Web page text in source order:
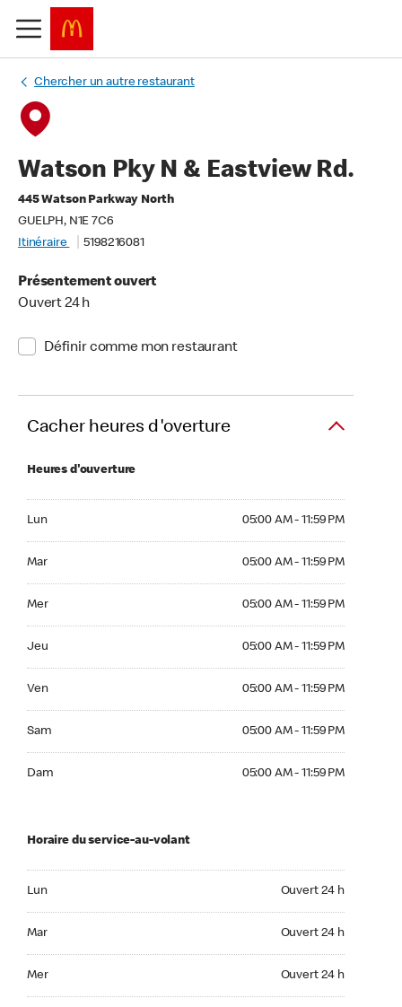
Chercher un autre restaurant
Watson Pky N & Eastview Rd.
445 Watson Parkway North
GUELPH, N1E 7C6
Itinéraire
5198216081
Présentement ouvert
Ouvert 24 h
Définir comme mon restaurant
Cacher heures d'overture
Heures d'ouverture
Lun 05:00 AM - 11:59 PM
Mar 05:00 AM - 11:59 PM
Mer 05:00 AM - 11:59 PM
Jeu 05:00 AM - 11:59 PM
Ven 05:00 AM - 11:59 PM
Sam 05:00 AM - 11:59 PM
Dam 05:00 AM - 11:59 PM
Horaire du service-au-volant
Lun Ouvert 24 h
Mar Ouvert 24 h
Mer Ouvert 24 h